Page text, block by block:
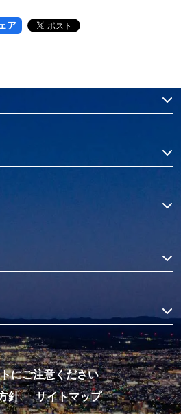
ア
にご注意ください
針
サイトマップ